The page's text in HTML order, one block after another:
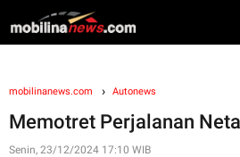
mobilinanews.com Autonews
Memotret Perjalanan
Senin, 23/12/2024 17:10 WIB